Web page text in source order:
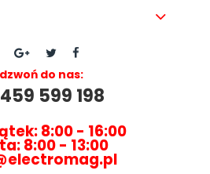
do nas:
599 198
8:00 - 16:00
8:00 - 13:00